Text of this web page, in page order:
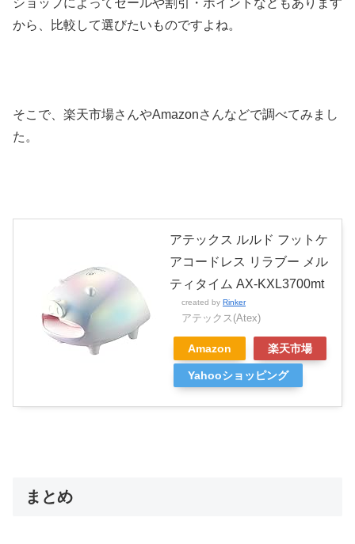
から、比較して選びたいものですよね。
そこで、楽天市場さんやAmazonさんなどで調べてみまし
た。
アテックス ルルド フットケ
アコードレス リラブー メル
ティタイム AX-KXL3700mt
created by Rinker
アテックス(Atex)
Amazon 楽天市場
Yahooショッピング
まとめ